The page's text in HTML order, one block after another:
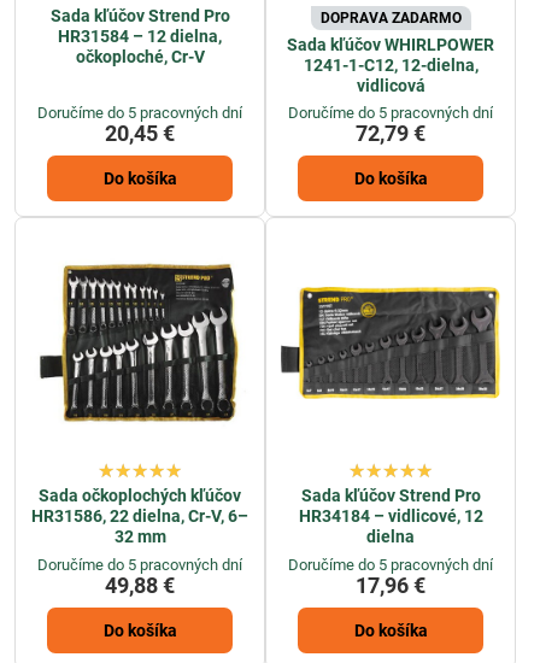
Sada kľúčov Strend Pro
HR31584 – 12 dielna,
očkoploché, Cr-V
Doručíme do 5 pracovných dní
20,45 €
Do košíka
DOPRAVA ZADARMO
Sada kľúčov WHIRLPOWER
1241-1-C12, 12-dielna,
vidlicová
Doručíme do 5 pracovných dní
72,79 €
Do košíka
Sada očkoplochých kľúčov
HR31586, 22 dielna, Cr-V, 6–
32 mm
Doručíme do 5 pracovných dní
49,88 €
Do košíka
Sada kľúčov Strend Pro
HR34184 – vidlicové, 12
dielna
Doručíme do 5 pracovných dní
17,96 €
Do košíka